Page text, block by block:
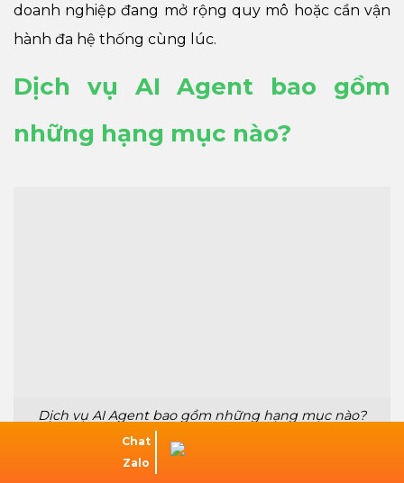
doanh nghiệp đang mở rộng quy mô hoặc cần vận
hành đa hệ thống cùng lúc.
Dịch vụ AI Agent bao gồm
những hạng mục nào?
Dịch vụ AI Agent bao gồm những hạng mục nào?
Dịch vụ giải pháp AI Agent thường không chỉ dừng
Chat
Zalo